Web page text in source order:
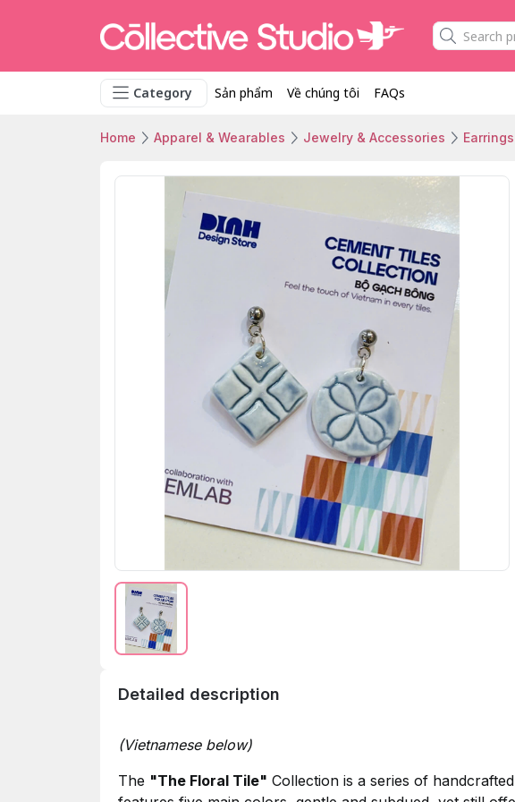
Category Sản phẩm Về chúng tôi FAQs
Home Apparel & Wearables Jewelry & Accessories Earrings
Detailed description
(Vietnamese below)
The "The Floral Tile" Collection is a series of